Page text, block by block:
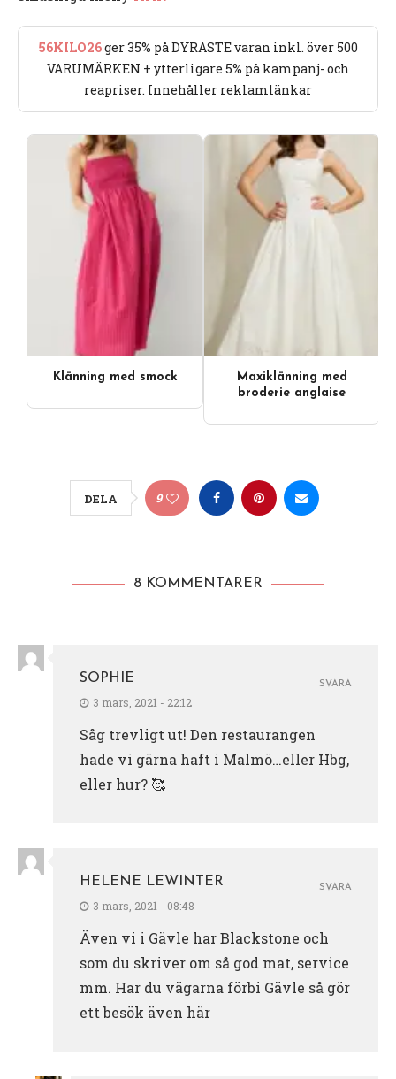
56KILO26ger 35% på DYRASTE varan inkl. över 500
VARUMÄRKEN + ytterligare 5% på kampanj- och
reapriser. Innehåller reklamlänkar
Klänning med smock
Maxiklänning med
broderie anglaise
DELA 9
8 KOMMENTARER
SOPHIE
3 mars, 2021 - 22:12
Såg trevligt ut! Den restaurangen
hade vi gärna haft i Malmö…eller Hbg,
eller hur? 🥰
SVARA
HELENE LEWINTER
3 mars, 2021 - 08:48
Även vi i Gävle har Blackstone och
som du skriver om så god mat, service
mm. Har du vägarna förbi Gävle så gör
ett besök även här
SVARA